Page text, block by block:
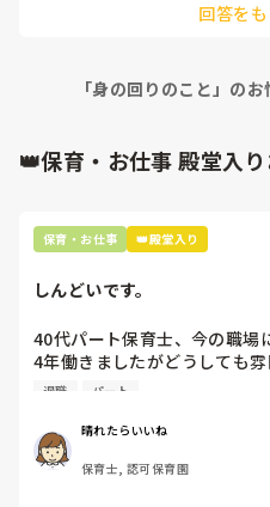
そのため、保育士がお茶を変
回答を
「身の回りのこと」の
👑保育・お仕事 殿堂入
保育・お仕事 👑殿堂入り
しんどいです。
40代パート保育士、今の職場
4年働きましたがどうしても
退職しようと思っています。
周りの職員は、勤続10年以上
どです。
保護者子どもの愚痴悪口が多く
退職 パート
晴れたらいいね
保育士, 認可保育園